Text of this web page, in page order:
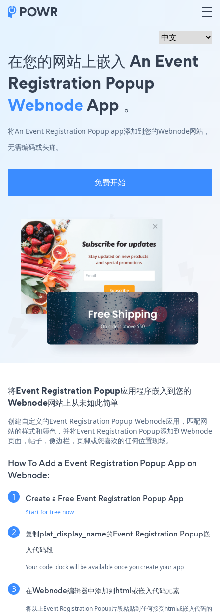
在您的网站上嵌入 An Event
Registration Popup
WebnodeApp 。
将An Event Registration Popup app添加到您的Webnode网站，
无需编码或头痛。
免费开始
将Event Registration Popup应用程序嵌入到您的
Webnode网站上从未如此简单
创建自定义的Event Registration Popup Webnode应用，匹配网
站的样式和颜色，并将Event Registration Popup添加到Webnode
页面，帖子，侧边栏，页脚或您喜欢的任何位置现场。
How To Add a Event Registration Popup App on
Webnode:
Create a Free Event Registration Popup App
Start for free now
复制plat_display_name的Event Registration Popup嵌
入代码段
Your code block will be available once you create your app
在Webnode编辑器中添加到html或嵌入代码元素
将以上Event Registration Popup片段粘贴到任何接受html或嵌入代码的